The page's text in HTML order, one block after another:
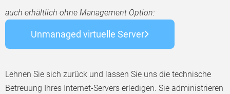
auch erhältlich ohne Management Option:
Unmanaged virtuelle Server
Lehnen Sie sich zurück und lassen Sie uns die technische
Betreuung Ihres Internet-Servers erledigen. Sie administrieren